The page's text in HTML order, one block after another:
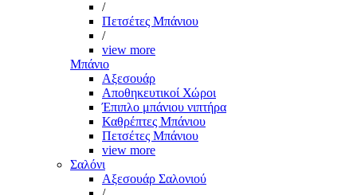
/
Πετσέτες Μπάνιου
/
view more
Μπάνιο
Αξεσουάρ
Αποθηκευτικοί Χώροι
Έπιπλο μπάνιου νιπτήρα
Καθρέπτες Μπάνιου
Πετσέτες Μπάνιου
view more
Σαλόνι
Αξεσουάρ Σαλονιού